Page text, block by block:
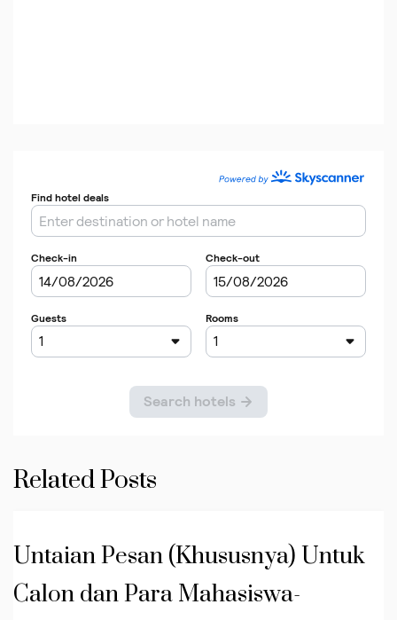
Related Posts
Untaian Pesan (Khususnya) Untuk
Calon dan Para Mahasiswa-